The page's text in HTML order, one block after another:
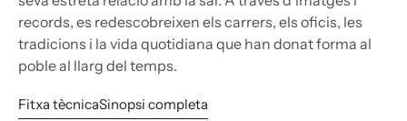
records, es redescobreixen els carrers, els oficis, les
tradicions i la vida quotidiana que han donat forma al
poble al llarg del temps.
Fitxa tècnicaSinopsi completa